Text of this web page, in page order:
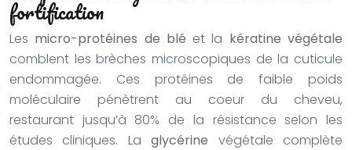
fortification
Les micro-protéines de blé et la kératine végétale
comblent les brèches microscopiques de la cuticule
endommagée. Ces protéines de faible poids
moléculaire pénètrent au coeur du cheveu,
restaurant jusqu’à 80% de la résistance selon les
études cliniques. Laglycérine végétale complète